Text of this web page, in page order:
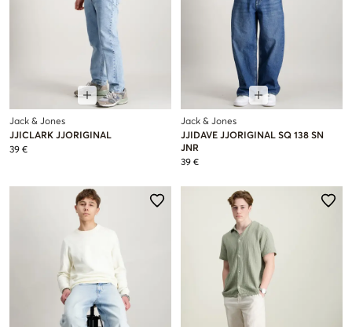
Jack & Jones
JJICLARK JJORIGINAL
39 €
Jack & Jones
JJIDAVE JJORIGINAL SQ 138 SN
JNR
39 €